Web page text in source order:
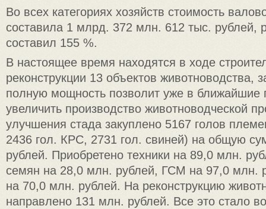
Во всех категориях хозяйств стоимость
составила 1 млрд. 372 млн. 612 тыс. рублей,
составил 155 %.
В настоящее время находятся в ходе
реконструкции 13 объектов животноводства,
полную мощность позволит уже в ближайшие
увеличить производство животноводческой
улучшения стада закуплено 5167 голов
2436 гол. КРС, 2731 гол. свиней) на общую
рублей. Приобретено техники на 89,0 млн.
семян на 28,0 млн. рублей, ГСМ на 97,0 млн.
на 70,0 млн. рублей. На реконструкцию
направлено 131 млн. рублей. Все это стало